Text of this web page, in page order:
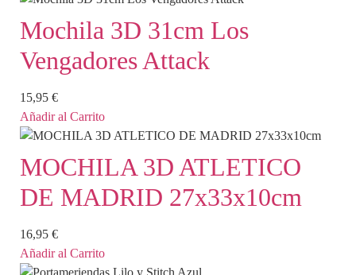
Mochila 3D 31cm Los
Vengadores Attack
15,95 €
Añadir al Carrito
MOCHILA 3D ATLETICO
DE MADRID 27x33x10cm
16,95 €
Añadir al Carrito